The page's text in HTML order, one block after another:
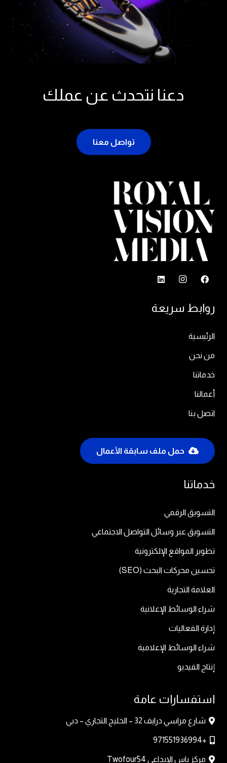
دعنا نتحدث عن عملك
تواصل معنا
روابط سريعة
الرئيسية
من نحن
خدماتنا
أعمالنا
اتصل بنا
حمل ملف سابقة الأعمال
خدماتنا
التسويق الرقمي
التسويق عبر وسائل التواصل الاجتماعي
تطوير المواقع الإلكترونية
تحسين محركات البحث (SEO)
العلامة التجارية
شراء الوسائط الإعلانية
إدارة الفعاليات
شراء الوسائط الإعلامية
إنتاج الفيديو
استفسارات عامة
شارع مراسي درايف 32 – الخليج التجاري – دبي
+971551936994
مركز ياس الإبداعي Twofour54